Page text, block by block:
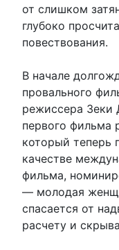
от слишком
глубоко
повествования.
В начале
провального
режиссера
первого фильма
который теперь
качестве
фильма,
— молодая
спасается от
расчету и